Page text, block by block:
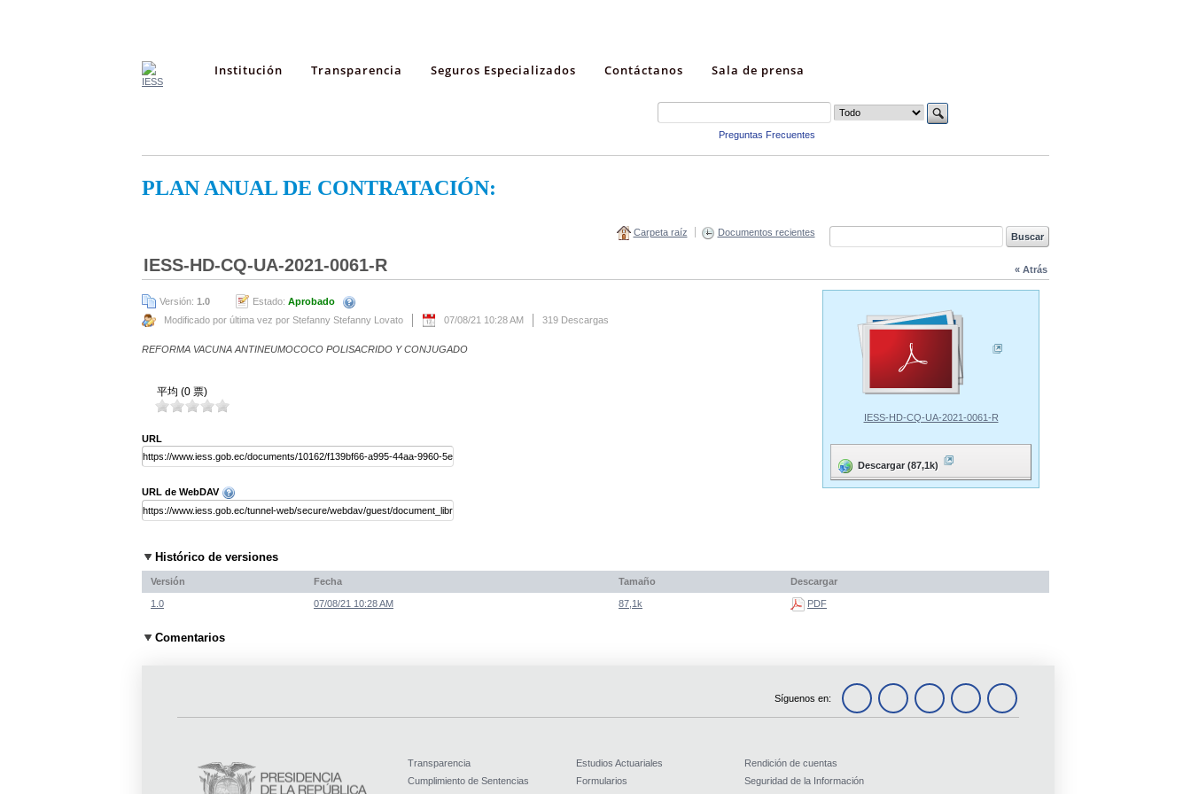
Institución Transparencia Seguros Especializados Contáctanos Sala de prensa
Preguntas Frecuentes
PLAN ANUAL DE CONTRATACIÓN:
Carpeta raíz Documentos recientes
« Atrás
IESS-HD-CQ-UA-2021-0061-R
Versión: 1.0 Estado: Aprobado
Modificado por última vez por Stefanny Stefanny Lovato
07/08/21 10:28 AM 319 Descargas
REFORMA VACUNA ANTINEUMOCOCO POLISACRIDO Y CONJUGADO
平均 (0 票)
URL
URL de WebDAV
IESS-HD-CQ-UA-2021-0061-R
Descargar (87,1k)
Histórico de versiones
Versión Fecha Tamaño Descargar
1.0 07/08/21 10:28 AM 87,1k PDF
Comentarios
Síguenos en:
Transparencia
Cumplimiento de Sentencias
Estudios Actuariales
Formularios
Rendición de cuentas
Seguridad de la Información